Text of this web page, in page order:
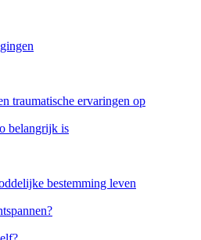
traumatische ervaringen op
belangrijk is
bestemming leven